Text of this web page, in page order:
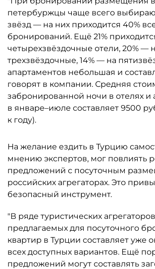
петербуржцы чаще всего
звёзд — на них приходится 40%
бронирований. Ещё 21%
четырехзвёздочные отели, 20% —
трехзвёздочные, 14% — на
апартаментов небольшая и
говорят в компании. Средняя
забронированной ночи в отелях и
в январе–июле составляет 9500
к году).
На желание ездить в Турцию
мнению экспертов, мог повлиять
предложений с посуточным
российских агрегаторах. Это
безопасный инструмент.
"В ряде туристических
предлагаемых для посуточного
квартир в Турции составляет уже
всех доступных вариантов. Ещё
предложений могут составлять